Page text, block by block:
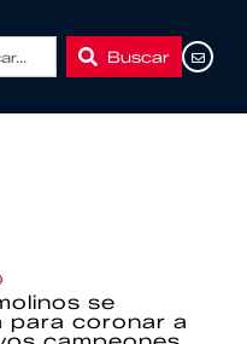
Buscar
se
para coronar a